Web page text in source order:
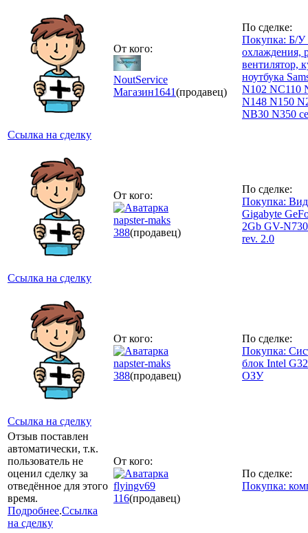
Ссылка на сделку
От кого:
NoutService
Магазин1641(продавец)
По сделке:
Покупка: Б/У
охлаждения,
вентилятор,
ноутбука
N102 NC110
N148 N150
NB30 N350
Ссылка на сделку
От кого:
napster-maks
388(продавец)
По сделке:
Покупка:
Gigabyte
2Gb GV-
rev. 2.0
Ссылка на сделку
От кого:
napster-maks
388(продавец)
По сделке:
Покупка:
блок Intel
ОЗУ
Отзыв поставлен
автоматически, т.к.
пользователь не
оценил сделку за
отведённое для этого
время.
Подробнее.Ссылка
на сделку
От кого:
flyingv69
116(продавец)
По сделке:
Покупка: